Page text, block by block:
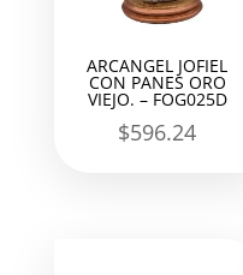
ARCANGEL JOFIEL
CON PANES ORO
VIEJO. – FOG025D
$596.24